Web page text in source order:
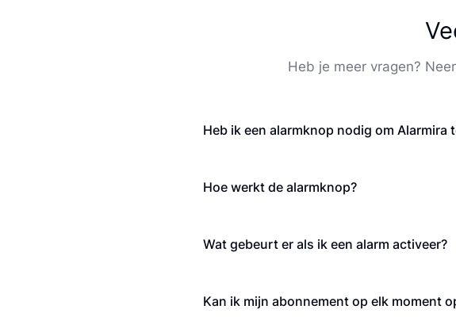
Heb je meer vragen?
Heb ik een alarmknop nodig om Alarmira
Hoe werkt de alarmknop?
Wat gebeurt er als ik een alarm activeer?
Kan ik mijn abonnement op elk moment